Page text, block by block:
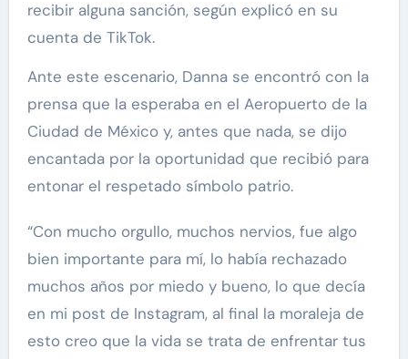
recibir alguna sanción, según explicó en su
cuenta de TikTok.
Ante este escenario, Danna se encontró con la
prensa que la esperaba en el Aeropuerto de la
Ciudad de México y, antes que nada, se dijo
encantada por la oportunidad que recibió para
entonar el respetado símbolo patrio.
“Con mucho orgullo, muchos nervios, fue algo
bien importante para mí, lo había rechazado
muchos años por miedo y bueno, lo que decía
en mi post de Instagram, al final la moraleja de
esto creo que la vida se trata de enfrentar tus